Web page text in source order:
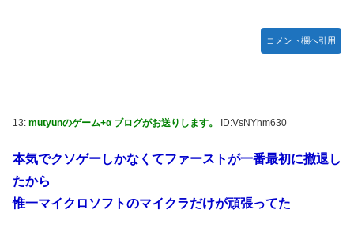
コメント欄へ引用
13: mutyunのゲーム+α ブログがお送りします。 ID:VsNYhm630
本気でクソゲーしかなくてファーストが一番最初に撤退し
たから
惟一マイクロソフトのマイクラだけが頑張ってた